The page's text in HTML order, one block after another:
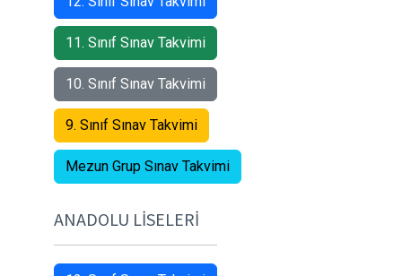
12. Sınıf Sınav Takvimi
11. Sınıf Sınav Takvimi
10. Sınıf Sınav Takvimi
9. Sınıf Sınav Takvimi
Mezun Grup Sınav Takvimi
ANADOLU LİSELERİ